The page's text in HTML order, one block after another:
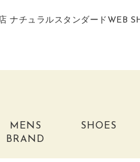
ナチュラルスタンダードWEB
MENS
BRAND
SHOES